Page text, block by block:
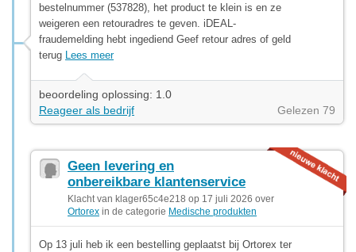
bestelnummer (537828), het product te klein is en ze
weigeren een retouradres te geven. iDEAL-
fraudemelding hebt ingediend Geef retour adres of geld
terug Lees meer
beoordeling oplossing: 1.0
Reageer als bedrijf
Gelezen 79
Geen levering en
onbereikbare klantenservice
Klacht van klager65c4e218 op 17 juli 2026 over
Ortorex in de categorie Medische produkten
Op 13 juli heb ik een bestelling geplaatst bij Ortorex ter